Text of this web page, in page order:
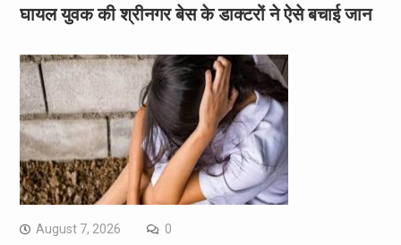
घायल युवक की श्रीनगर बेस के डाक्टरों ने ऐसे बचाई जान
August 7, 2026 0